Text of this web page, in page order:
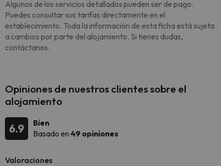
Algunos de los servicios detallados pueden ser de pago.
Puedes consultar sus tarifas directamente en el
establecimiento. Toda la información de esta ficha está sujeta
a cambios por parte del alojamiento. Si tienes dudas,
contáctanos.
Opiniones de nuestros clientes sobre el
alojamiento
6.9
Bien
Basado en 49 opiniones